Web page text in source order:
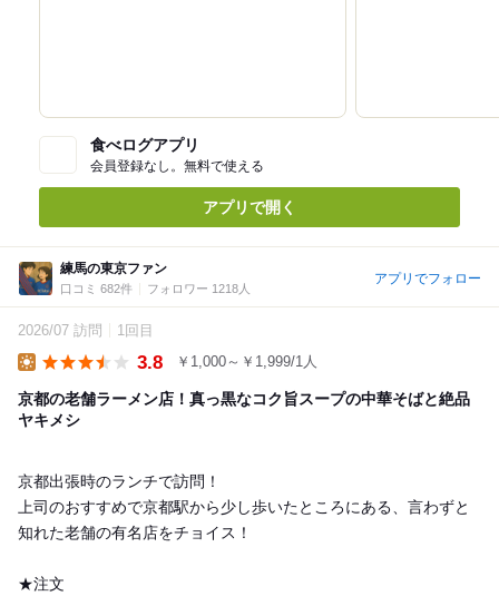
食べログアプリ
会員登録なし。無料で使える
アプリで開く
練馬の東京ファン
口コミ 682件 フォロワー 1218人
アプリでフォロー
2026/07 訪問 1回目
3.8 ￥1,000～￥1,999/1人
京都の老舗ラーメン店！真っ黒なコク旨スープの中華そばと絶品
ヤキメシ
京都出張時のランチで訪問！
上司のおすすめで京都駅から少し歩いたところにある、言わずと
知れた老舗の有名店をチョイス！
★注文